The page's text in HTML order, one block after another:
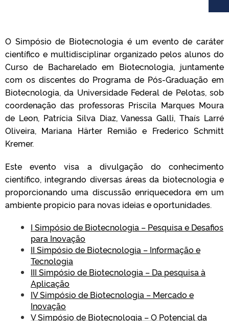
O Simpósio de Biotecnologia é um evento de caráter
científico e multidisciplinar organizado pelos alunos do
Curso de Bacharelado em Biotecnologia, juntamente
com os discentes do Programa de Pós-Graduação em
Biotecnologia, da Universidade Federal de Pelotas, sob
coordenação das professoras Priscila Marques Moura
de Leon, Patrícia Silva Diaz, Vanessa Galli, Thaís Larré
Oliveira, Mariana Härter Remião e Frederico Schmitt
Kremer.
Este evento visa a divulgação do conhecimento
científico, integrando diversas áreas da biotecnologia e
proporcionando uma discussão enriquecedora em um
ambiente propicio para novas ideias e oportunidades.
I Simpósio de Biotecnologia – Pesquisa e Desafios
para Inovação
II Simpósio de Biotecnologia – Informação e
Tecnologia
III Simpósio de Biotecnologia – Da pesquisa à
Aplicação
IV Simpósio de Biotecnologia – Mercado e
Inovação
V Simpósio de Biotecnologia – O Potencial da